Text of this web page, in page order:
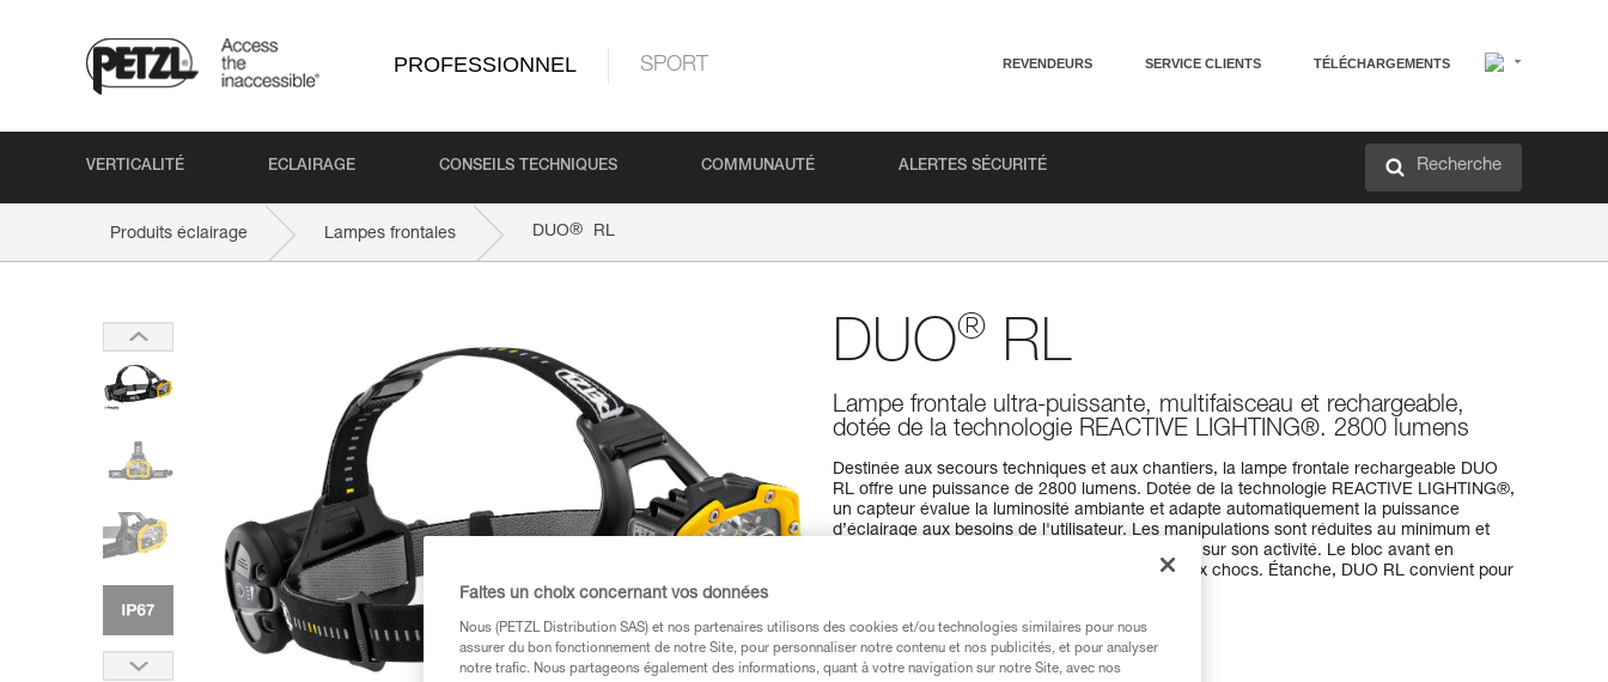
PROFESSIONNEL SPORT REVENDEURS SERVICE CLIENTS TÉLÉCHARGEMENTS
VERTICALITÉ ECLAIRAGE CONSEILS TECHNIQUES COMMUNAUTÉ ALERTES SÉCURITÉ Recherche
Produits éclairage Lampes frontales DUO® RL
DUO® RL
Lampe frontale ultra-puissante, multifaisceau et rechargeable,
dotée de la technologie REACTIVE LIGHTING®. 2800 lumens
Destinée aux secours techniques et aux chantiers, la lampe frontale rechargeable DUO
RL offre une puissance de 2800 lumens. Dotée de la technologie REACTIVE LIGHTING®,
un capteur évalue la luminosité ambiante et adapte automatiquement la puissance
d’éclairage aux besoins de l'utilisateur. Les manipulations sont réduites au minimum et
l'autonomie est optimisée pour rester concentré sur son activité. Le bloc avant en
aluminium procure une excellente résistance aux chocs. Étanche, DUO RL convient pour
Trouvez un revendeur
Faites un choix concernant vos données
Nous (PETZL Distribution SAS) et nos partenaires utilisons des cookies et/ou technologies similaires pour nous
assurer du bon fonctionnement de notre Site, pour personnaliser notre contenu et nos publicités, et pour analyser
notre trafic. Nous partageons également des informations, quant à votre navigation sur notre Site, avec nos